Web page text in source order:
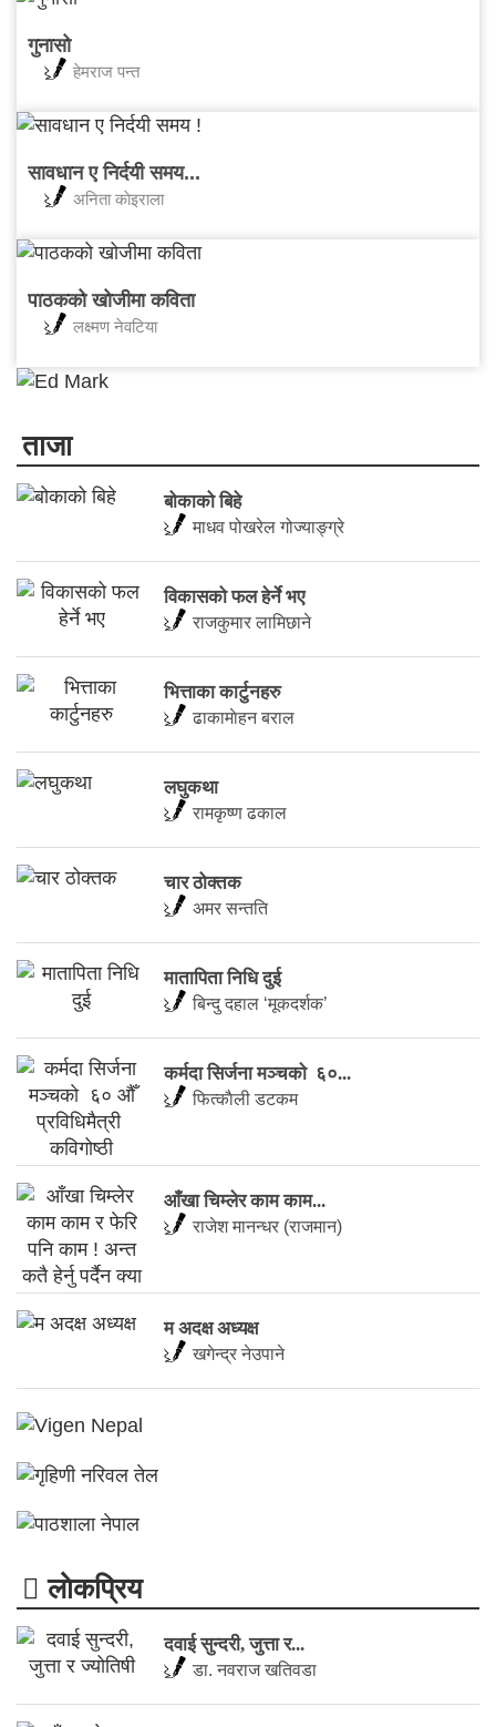
गुनासो
हेमराज पन्त
सावधान ए निर्दयी समय...
अनिता काेइराला
पाठकको खोजीमा कविता
लक्ष्मण नेवटिया
ताजा
बोकाको बिहे
माधव पोखरेल गोज्याङ्ग्रे
विकासको फल हेर्ने भए
राजकुमार लामिछाने
भित्ताका कार्टुनहरु
ढाकामाेहन बराल
लघुकथा
रामकृष्ण ढकाल
चार ठोक्तक
अमर सन्तति
मातापिता निधि दुई
बिन्दु दहाल ‘मूकदर्शक’
कर्मदा सिर्जना मञ्चकाे ६०...
फित्काैली डटकम
आँखा चिम्लेर काम काम...
राजेश मानन्धर (राजमान)
म अदक्ष अध्यक्ष
खगेन्द्र नेउपाने
लाेकप्रिय
दवाई सुन्दरी, जुत्ता र...
डा. नवराज खतिवडा